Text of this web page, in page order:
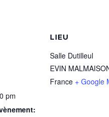
pm
LIEU
Salle Dutilleul
EVIN
France + Google